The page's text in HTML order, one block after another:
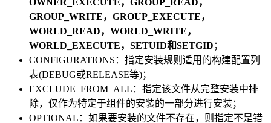
OWNER_EXECUTE，GROUP_READ，
GROUP_WRITE，GROUP_EXECUTE，
WORLD_READ，WORLD_WRITE，
WORLD_EXECUTE，SETUID和SETGID ；
CONFIGURATIONS：指定安装规则适用的构建配置列
表(DEBUG或RELEASE等)；
EXCLUDE_FROM_ALL：指定该文件从完整安装中排
除，仅作为特定于组件的安装的一部分进行安装；
OPTIONAL：如果要安装的文件不存在，则指定不是错